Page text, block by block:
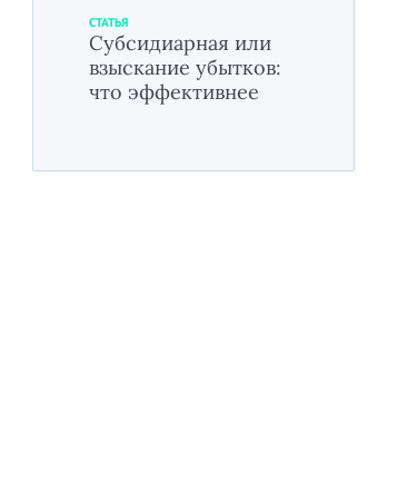
СТАТЬЯ
Субсидиарная или
взыскание убытков:
что эффективнее